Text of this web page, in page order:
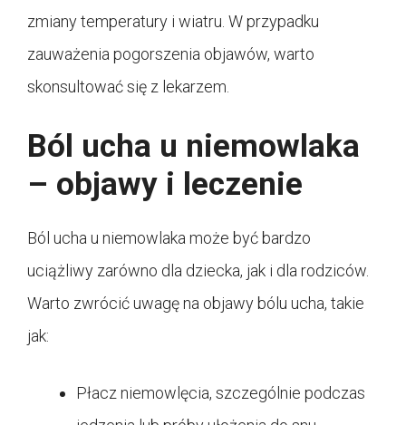
zmiany temperatury i wiatru. W przypadku
zauważenia pogorszenia objawów, warto
skonsultować się z lekarzem.
Ból ucha u niemowlaka
– objawy i leczenie
Ból ucha u niemowlaka może być bardzo
uciążliwy zarówno dla dziecka, jak i dla rodziców.
Warto zwrócić uwagę na objawy bólu ucha, takie
jak:
Płacz niemowlęcia, szczególnie podczas